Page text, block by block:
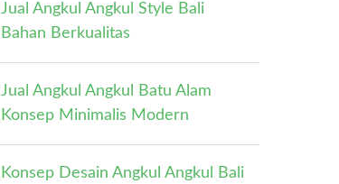
Jual Angkul Angkul Style Bali
Bahan Berkualitas
Jual Angkul Angkul Batu Alam
Konsep Minimalis Modern
Konsep Desain Angkul Angkul Bali